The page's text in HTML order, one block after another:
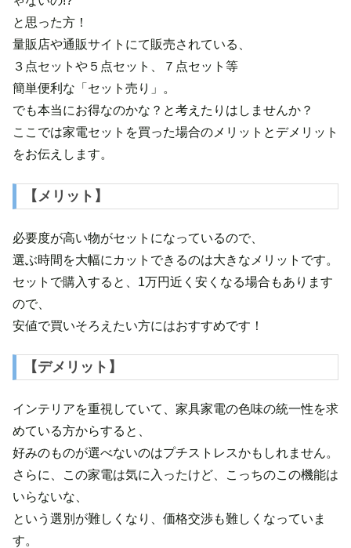
と思った方！
量販店や通販サイトにて販売されている、
３点セットや５点セット、７点セット等
簡単便利な「セット売り」。
でも本当にお得なのかな？と考えたりはしませんか？
ここでは家電セットを買った場合のメリットとデメリット
をお伝えします。
【メリット】
必要度が高い物がセットになっているので、
選ぶ時間を大幅にカットできるのは大きなメリットです。
セットで購入すると、1万円近く安くなる場合もあります
ので、
安値で買いそろえたい方にはおすすめです！
【デメリット】
インテリアを重視していて、家具家電の色味の統一性を求
めている方からすると、
好みのものが選べないのはプチストレスかもしれません。
さらに、この家電は気に入ったけど、こっちのこの機能は
いらないな、
という選別が難しくなり、価格交渉も難しくなっていま
す。